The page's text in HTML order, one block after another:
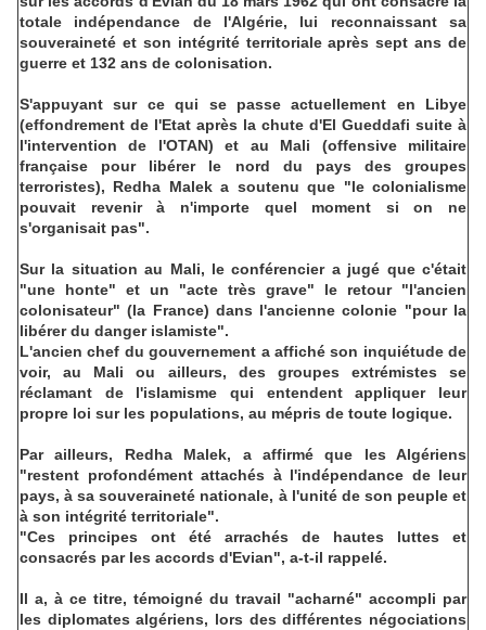
totale indépendance de l'Algérie, lui reconnaissant sa
souveraineté et son intégrité territoriale après sept ans de
guerre et 132 ans de colonisation.
S'appuyant sur ce qui se passe actuellement en Libye
(effondrement de l'Etat après la chute d'El Gueddafi suite à
l'intervention de l'OTAN) et au Mali (offensive militaire
française pour libérer le nord du pays des groupes
terroristes), Redha Malek a soutenu que "le colonialisme
pouvait revenir à n'importe quel moment si on ne
s'organisait pas".
Sur la situation au Mali, le conférencier a jugé que c'était
"une honte" et un "acte très grave" le retour "l'ancien
colonisateur" (la France) dans l'ancienne colonie "pour la
libérer du danger islamiste".
L'ancien chef du gouvernement a affiché son inquiétude de
voir, au Mali ou ailleurs, des groupes extrémistes se
réclamant de l'islamisme qui entendent appliquer leur
propre loi sur les populations, au mépris de toute logique.
Par ailleurs, Redha Malek, a affirmé que les Algériens
"restent profondément attachés à l'indépendance de leur
pays, à sa souveraineté nationale, à l'unité de son peuple et
à son intégrité territoriale".
"Ces principes ont été arrachés de hautes luttes et
consacrés par les accords d'Evian", a-t-il rappelé.
Il a, à ce titre, témoigné du travail "acharné" accompli par
les diplomates algériens, lors des différentes négociations